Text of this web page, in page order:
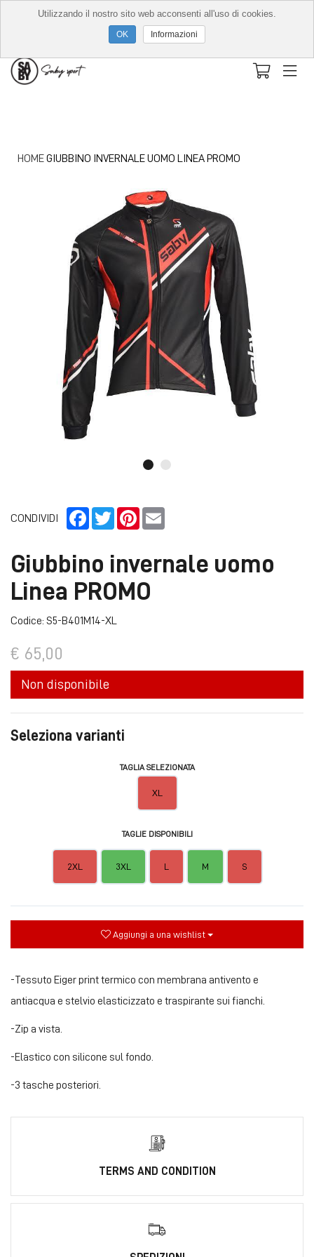
HOMEGIUBBINO INVERNALE UOMO LINEA PROMO
CONDIVIDI Facebook
TwitterPinterest
Giubbino invernale uomo
Linea PROMO
Codice: S5-B401M14-XL
€ 65,00
Non disponibile
Seleziona varianti
TAGLIA SELEZIONATA
XL
TAGLIE DISPONIBILI
2XL 3XL L M S
Aggiungi a una wishlist
-Tessuto Eiger print termico con membrana antivento e
antiacqua e stelvio elasticizzato e traspirante sui fianchi.
-Zip a vista.
-Elastico con silicone sul fondo.
-3 tasche posteriori.
TERMS AND CONDITION
Utilizzando il nostro sito web acconsenti all'uso di cookies.
Informazioni